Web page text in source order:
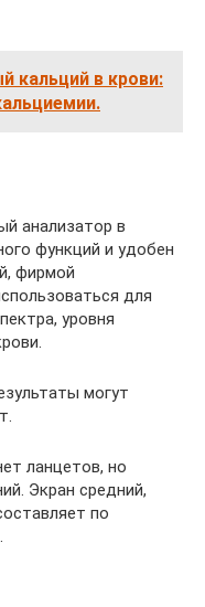
кальций в крови:
анализатор в
функций и удобен
фирмой
для
уровня
могут
ланцетов, но
Экран средний,
по